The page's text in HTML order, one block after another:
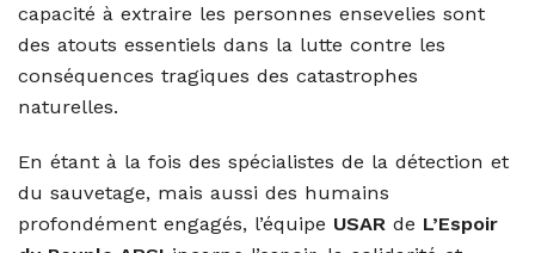
capacité à extraire les personnes ensevelies sont
des atouts essentiels dans la lutte contre les
conséquences tragiques des catastrophes
naturelles.
En étant à la fois des spécialistes de la détection et
du sauvetage, mais aussi des humains
profondément engagés, l’équipe USAR de L’Espoir